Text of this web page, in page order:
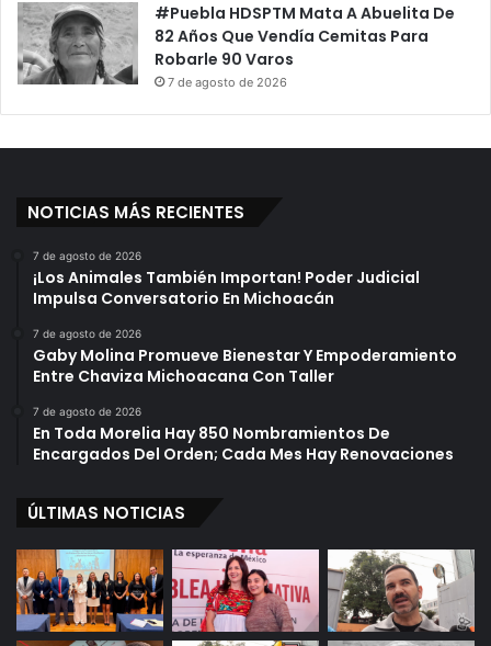
#Puebla HDSPTM Mata A Abuelita De
82 Años Que Vendía Cemitas Para
Robarle 90 Varos
7 de agosto de 2026
NOTICIAS MÁS RECIENTES
7 de agosto de 2026
¡Los Animales También Importan! Poder Judicial
Impulsa Conversatorio En Michoacán
7 de agosto de 2026
Gaby Molina Promueve Bienestar Y Empoderamiento
Entre Chaviza Michoacana Con Taller
7 de agosto de 2026
En Toda Morelia Hay 850 Nombramientos De
Encargados Del Orden; Cada Mes Hay Renovaciones
ÚLTIMAS NOTICIAS